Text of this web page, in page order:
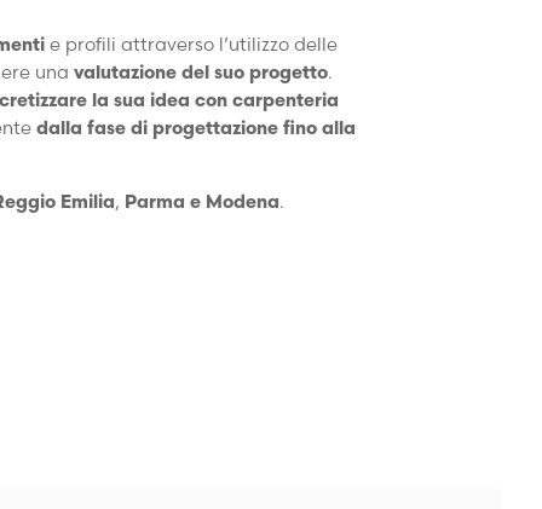
e profili attraverso l’utilizzo delle
una valutazione del suo progetto.
la sua idea con carpenteria
dalla fase di progettazione fino alla
Emilia, Parma e Modena.